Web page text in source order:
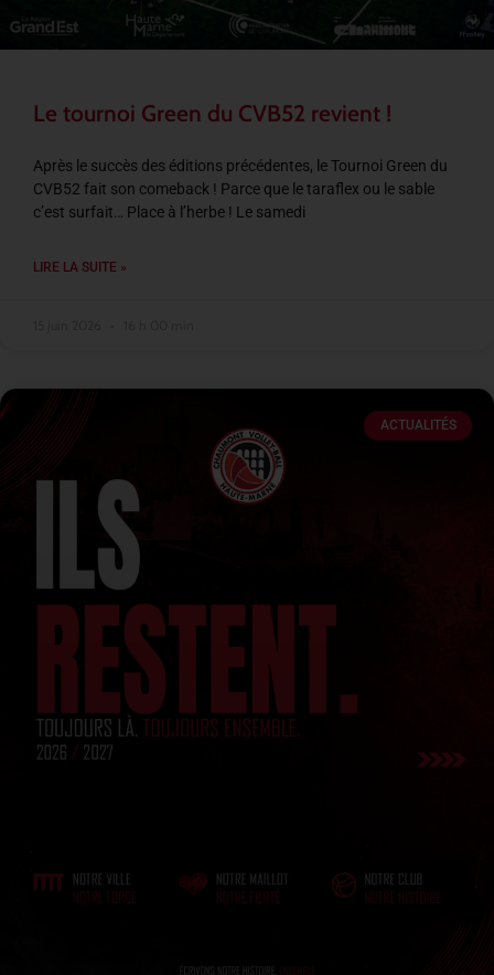
Le tournoi Green du CVB52 revient !
Après le succès des éditions précédentes, le Tournoi Green du
CVB52 fait son comeback ! Parce que le taraflex ou le sable
c’est surfait… Place à l’herbe ! Le samedi
LIRE LA SUITE »
ACTUALITÉS